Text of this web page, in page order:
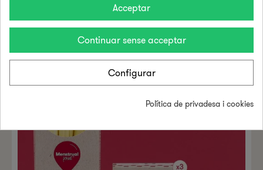
Acceptar
Continuar sense acceptar
Configurar
Política de privadesa i cookies